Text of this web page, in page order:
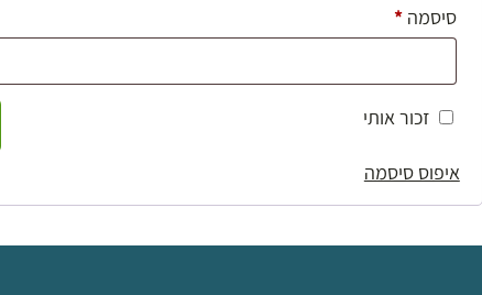
סיסמה*חובה
זכור אותי
איפוס סיסמה